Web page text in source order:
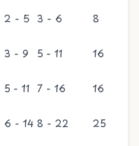
2 - 5 3 - 6
8
3 - 9 5 - 11
16
5 - 11 7 - 16
16
6 - 14 8 - 22
25